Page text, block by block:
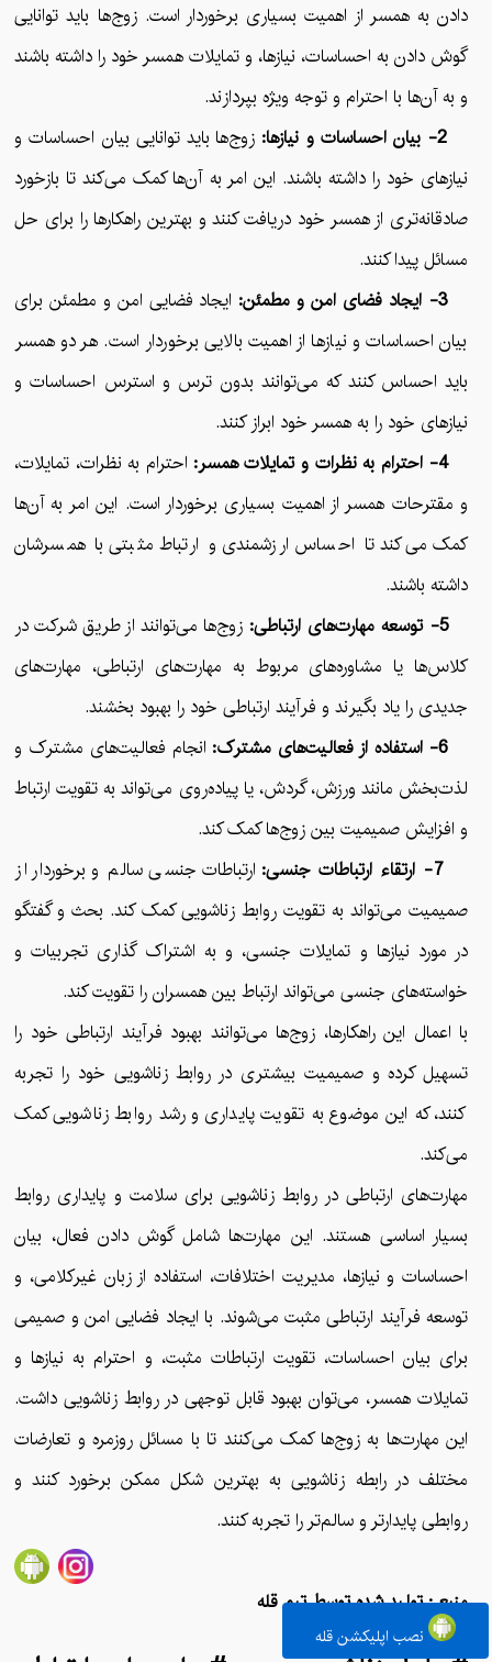
دادن به همسر از اهمیت بسیاری برخوردار است. زوج‌ها باید توانایی
گوش دادن به احساسات، نیازها، و تمایلات همسر خود را داشته باشند
و به آن‌ها با احترام و توجه ویژه بپردازند.
2- بیان احساسات و نیازها:
زوج‌ها باید توانایی بیان احساسات و
نیازهای خود را داشته باشند. این امر به آن‌ها کمک می‌کند تا بازخورد
صادقانه‌تری از همسر خود دریافت کنند و بهترین راهکارها را برای حل
مسائل پیدا کنند.
3- ایجاد فضای امن و مطمئن:
ایجاد فضایی امن و مطمئن برای
بیان احساسات و نیازها از اهمیت بالایی برخوردار است. هر دو همسر
باید احساس کنند که می‌توانند بدون ترس و استرس احساسات و
نیازهای خود را به همسر خود ابراز کنند.
احترام به نظرات، تمایلات،
و مقترحات همسر از اهمیت بسیاری برخوردار است. این امر به آن‌ها
کمک می‌کند تا احساس ارزشمندی و ارتباط مثبتی با همسرشان
داشته باشند.
5- توسعه مهارت‌های ارتباطی:
زوج‌ها می‌توانند از طریق شرکت در
کلاس‌ها یا مشاوره‌های مربوط به مهارت‌های ارتباطی، مهارت‌های
جدیدی را یاد بگیرند و فرآیند ارتباطی خود را بهبود بخشند.
6- استفاده از فعالیت‌های مشترک:
انجام فعالیت‌های مشترک و
لذت‌بخش مانند ورزش، گردش، یا پیاده‌روی می‌تواند به تقویت ارتباط
و افزایش صمیمیت بین زوج‌ها کمک کند.
7- ارتقاء ارتباطات جنسی:
ارتباطات جنسی سالم و برخوردار از
صمیمیت می‌تواند به تقویت روابط زناشویی کمک کند. بحث و گفتگو
در مورد نیازها و تمایلات جنسی، و به اشتراک گذاری تجربیات و
خواسته‌های جنسی می‌تواند ارتباط بین همسران را تقویت کند.
با اعمال این راهکارها، زوج‌ها می‌توانند بهبود فرآیند ارتباطی خود را
تسهیل کرده و صمیمیت بیشتری در روابط زناشویی خود را تجربه
کنند، که این موضوع به تقویت پایداری و رشد روابط زناشویی کمک
می‌کند.
مهارت‌های ارتباطی در روابط زناشویی برای سلامت و پایداری روابط
بسیار اساسی هستند. این مهارت‌ها شامل گوش دادن فعال، بیان
احساسات و نیازها، مدیریت اختلافات، استفاده از زبان غیرکلامی، و
توسعه فرآیند ارتباطی مثبت می‌شوند. با ایجاد فضایی امن و صمیمی
برای بیان احساسات، تقویت ارتباطات مثبت، و احترام به نیازها و
تمایلات همسر، می‌توان بهبود قابل توجهی در روابط زناشویی داشت.
این مهارت‌ها به زوج‌ها کمک می‌کنند تا با مسائل روزمره و تعارضات
مختلف در رابطه زناشویی به بهترین شکل ممکن برخورد کنند و
روابطی پایدارتر و سالم‌تر را تجربه کنند.
منبع : تولید شده توسط تیم قله